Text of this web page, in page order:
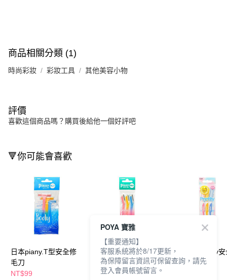
商品相關分類 (1)
時尚彩妝 彩妝工具 其他美容小物
評價
喜歡這個商品嗎？購買後給他一個好評吧
🔻你可能會喜歡
日本piany.T型安全修
毛刀
NT$99
日本piany.L型安全修
毛刀
NT$99
日本貝印Pretty
毛刀L型
POYA 寶雅
【重要通知】
客服系統將於8/17更新，
為保障留言資訊可保留查詢，請先
登入會員帳號留言。